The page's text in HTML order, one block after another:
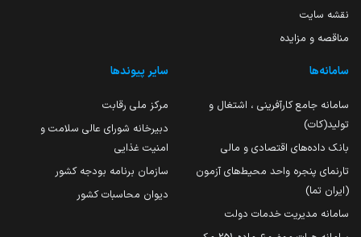
نقشه سایت
مناقصه و مزایده
سامانه‌ها
سامانه جامع کارآفرینی ، اشتغال و
تولید(کات)
بانک داده‌های اقتصادی و مالی
تارنمای پنجره واحد محیط‌های آزمون
(ایران تما)
سامانه مدیریت خدمات دولت
سایر پیوندها
مرکز ملی رقابت
دبیرخانه شورای عالی سلامت و
امنیت غذایی
سازمان برنامه بودجه کشور
دیوان محاسبات کشور